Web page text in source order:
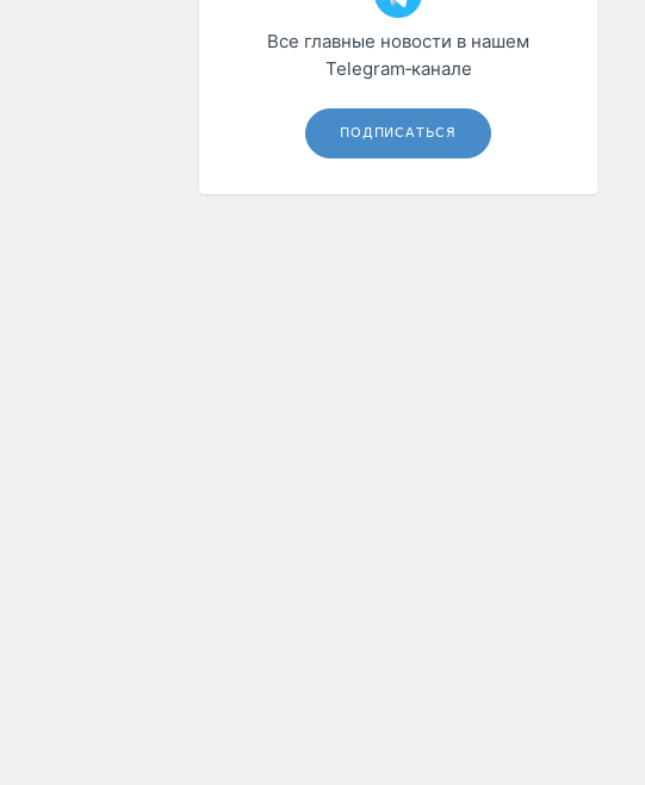
Все главные новости в нашем
Telegram‑канале
ПОДПИСАТЬСЯ